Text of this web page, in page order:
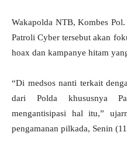
Wakapolda NTB, Kombes
Patroli Cyber tersebut akan
hoax dan kampanye hitam
“Di medsos nanti terkait
dari Polda khususnya
mengantisipasi hal itu,”
pengamanan pilkada, Senin